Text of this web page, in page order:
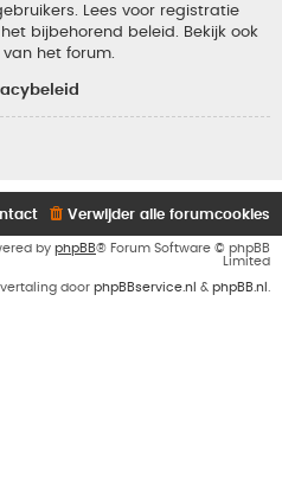
Lees voor registratie
bijbehorend beleid. Bekijk ook
het forum.
Verwijder alle forumcookies
by phpBB® Forum Software © phpBB
Limited
door phpBBservice.nl & phpBB.nl .